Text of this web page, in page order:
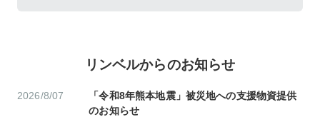
リンベルからのお知らせ
2026/8/07
「令和8年熊本地震」被災地への支援物資提供
のお知らせ